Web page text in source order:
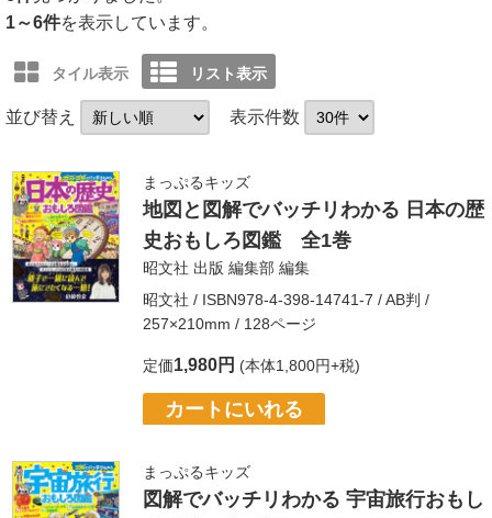
1～6件を表示しています。
タイル表示 リスト表示
並び替え 表示件数
まっぷるキッズ
地図と図解でバッチリわかる 日本の歴
史おもしろ図鑑 全1巻
昭文社 出版 編集部 編集
昭文社 / ISBN978-4-398-14741-7 / AB判 /
257×210mm / 128ページ
定価1,980円 (本体1,800円+税)
カートにいれる
まっぷるキッズ
図解でバッチリわかる 宇宙旅行おもし